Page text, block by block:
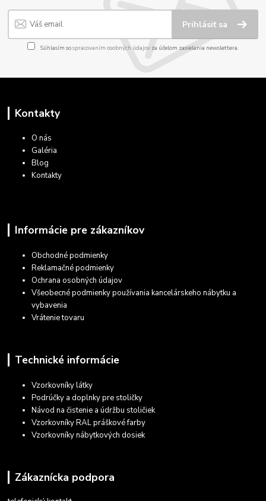
Prihlásiť sa
Súhlasím sospracovaním osobných údajov za účelom zasielania newslettera.
Kontakty
O nás
Galéria
Blog
Kontakty
Informácie pre zákazníkov
Obchodné podmienky
Reklamačné podmienky
Ochrana osobných údajov
Všeobecné podmienky používania kancelárskeho nábytku a
vybavenia
Vrátenie tovaru
Technické informácie
Vzorkovníky látky
Podrúčky a doplnky pre stoličky
Návod na čistenie a údržbu stoličiek
Vzorkovníky RAL práškové farby
Vzorkovníky nábytkových dosiek
Zákaznícka podpora